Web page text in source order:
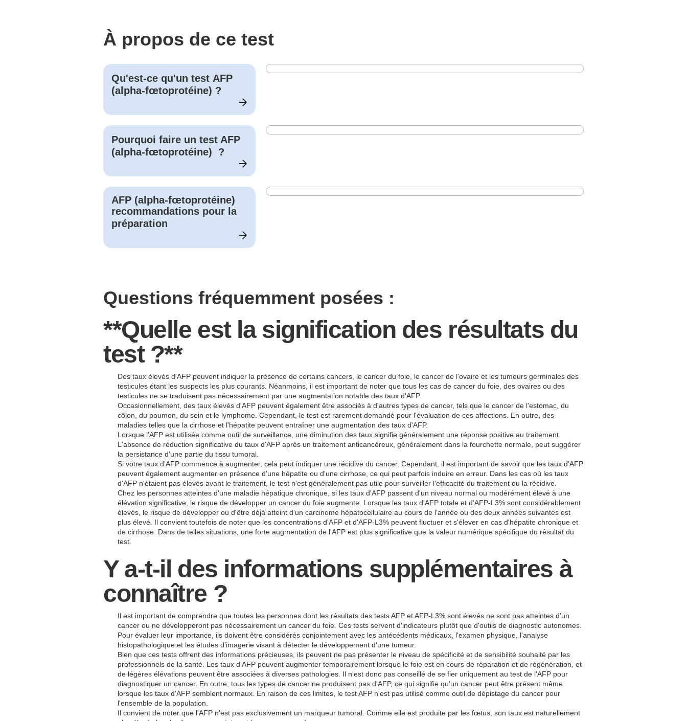
À propos de ce test
Qu'est-ce qu'un test AFP
(alpha-fœtoprotéine) ?
Pourquoi faire un test AFP
(alpha-fœtoprotéine)
?
AFP (alpha-fœtoprotéine)
recommandations pour la
préparation
Questions fréquemment posées :
**Quelle est la signification des résultats du
test ?**
Des taux élevés d'AFP peuvent indiquer la présence de certains cancers, le cancer du foie, le cancer de l'ovaire et les tumeurs germinales des
testicules étant les suspects les plus courants. Néanmoins, il est important de noter que tous les cas de cancer du foie, des ovaires ou des
testicules ne se traduisent pas nécessairement par une augmentation notable des taux d'AFP.
Occasionnellement, des taux élevés d'AFP peuvent également être associés à d'autres types de cancer, tels que le cancer de l'estomac, du
côlon, du poumon, du sein et le lymphome. Cependant, le test est rarement demandé pour l'évaluation de ces affections. En outre, des
maladies telles que la cirrhose et l'hépatite peuvent entraîner une augmentation des taux d'AFP.
Lorsque l'AFP est utilisée comme outil de surveillance, une diminution des taux signifie généralement une réponse positive au traitement.
L'absence de réduction significative du taux d'AFP après un traitement anticancéreux, généralement dans la fourchette normale, peut suggérer
la persistance d'une partie du tissu tumoral.
Si votre taux d'AFP commence à augmenter, cela peut indiquer une récidive du cancer. Cependant, il est important de savoir que les taux d'AFP
peuvent également augmenter en présence d'une hépatite ou d'une cirrhose, ce qui peut parfois induire en erreur. Dans les cas où les taux
d'AFP n'étaient pas élevés avant le traitement, le test n'est généralement pas utile pour surveiller l'efficacité du traitement ou la récidive.
Chez les personnes atteintes d'une maladie hépatique chronique, si les taux d'AFP passent d'un niveau normal ou modérément élevé à une
élévation significative, le risque de développer un cancer du foie augmente. Lorsque les taux d'AFP totale et d'AFP-L3% sont considérablement
élevés, le risque de développer ou d'être déjà atteint d'un carcinome hépatocellulaire au cours de l'année ou des deux années suivantes est
plus élevé. Il convient toutefois de noter que les concentrations d'AFP et d'AFP-L3% peuvent fluctuer et s'élever en cas d'hépatite chronique et
de cirrhose. Dans de telles situations, une forte augmentation de l'AFP est plus significative que la valeur numérique spécifique du résultat du
test.
Y a-t-il des informations supplémentaires à
connaître ?
Il est important de comprendre que toutes les personnes dont les résultats des tests AFP et AFP-L3% sont élevés ne sont pas atteintes d'un
cancer ou ne développeront pas nécessairement un cancer du foie. Ces tests servent d'indicateurs plutôt que d'outils de diagnostic autonomes.
Pour évaluer leur importance, ils doivent être considérés conjointement avec les antécédents médicaux, l'examen physique, l'analyse
histopathologique et les études d'imagerie visant à détecter le développement d'une tumeur.
Bien que ces tests offrent des informations précieuses, ils peuvent ne pas présenter le niveau de spécificité et de sensibilité souhaité par les
professionnels de la santé. Les taux d'AFP peuvent augmenter temporairement lorsque le foie est en cours de réparation et de régénération, et
de légères élévations peuvent être associées à diverses pathologies. Il n'est donc pas conseillé de se fier uniquement au test de l'AFP pour
diagnostiquer un cancer. En outre, tous les types de cancer ne produisent pas d'AFP, ce qui signifie qu'un cancer peut être présent même
lorsque les taux d'AFP semblent normaux. En raison de ces limites, le test AFP n'est pas utilisé comme outil de dépistage du cancer pour
l'ensemble de la population.
Il convient de noter que l'AFP n'est pas exclusivement un marqueur tumoral. Comme elle est produite par les fœtus, son taux est naturellement